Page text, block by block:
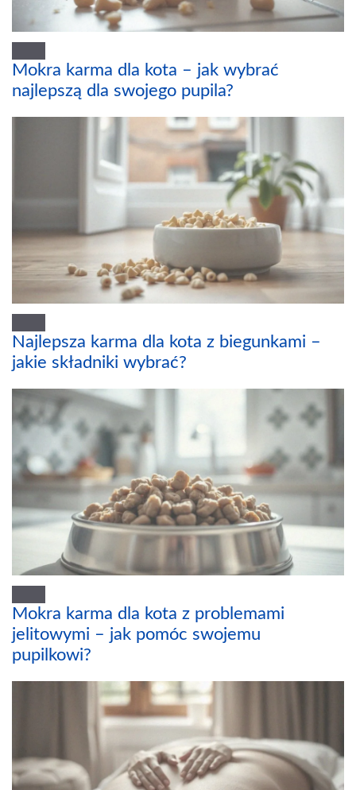
Mokra karma dla kota – jak wybrać
najlepszą dla swojego pupila?
Najlepsza karma dla kota z biegunkami –
jakie składniki wybrać?
Mokra karma dla kota z problemami
jelitowymi – jak pomóc swojemu
pupilkowi?